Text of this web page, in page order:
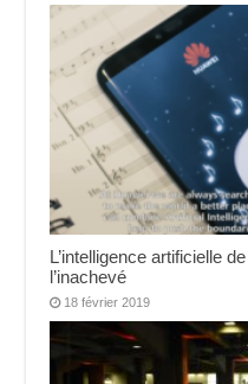
L’intelligence artificielle
l’inachevé
18 février 2019